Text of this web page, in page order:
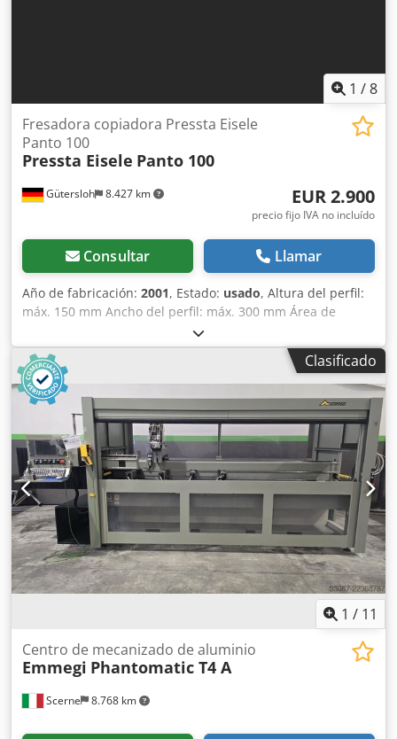
1 /8
Gütersloh 8.427 km
Fresadora copiadora Pressta Eisele
Panto 100
Pressta Eisele Panto 100
EUR 2.900
precio fijo IVA no incluído
Consultar Llamar
Año de fabricación: 2001, Estado: usado, Altura del perfil:
máx. 150 mm Ancho del perfil: máx. 300 mm Área de
fresado: 365 x 230 mm Sistema de sujeción neumática de
la pieza de trabajo Sistema de pulverización de cantidad
mínima 2 pasadores de copia neumáticos con pasador de
copia de 5/8/10 mm Djdezmhqzepfx An Njkr
Clasificado
1 / 11
Scerne 8.768 km
Centro de mecanizado de aluminio
Emmegi Phantomatic T4 A